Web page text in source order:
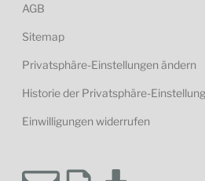
AGB
Sitemap
Privatsphäre-Einstellungen ändern
Historie der Privatsphäre-
Einwilligungen widerrufen